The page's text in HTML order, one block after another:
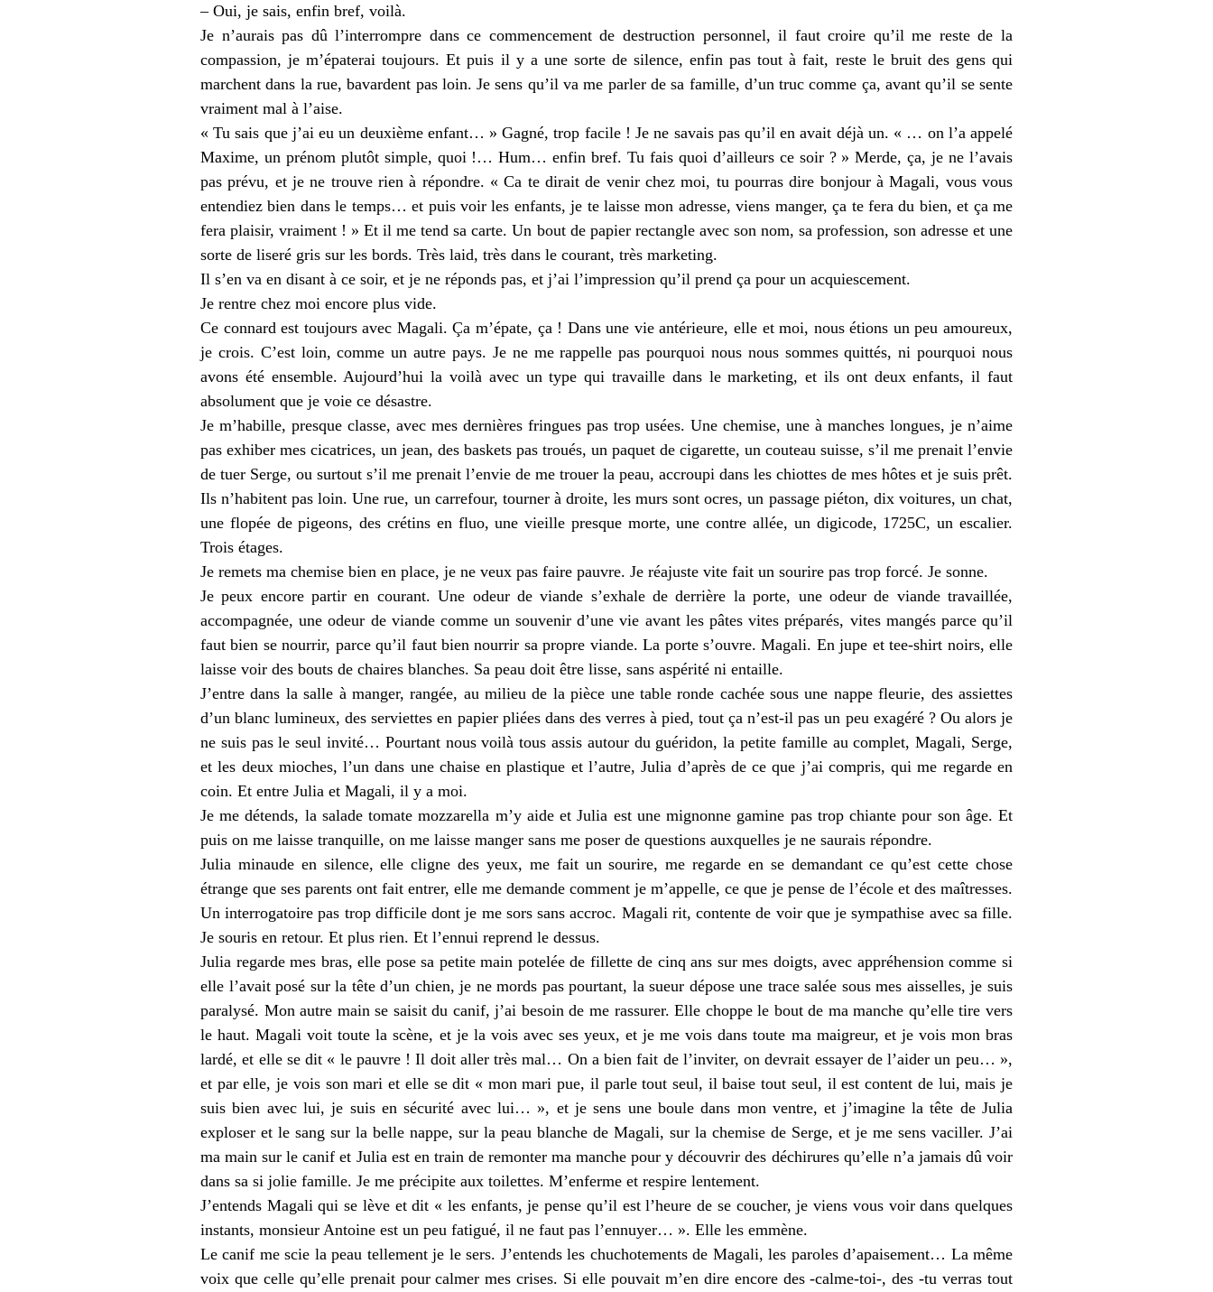
– Oui, je sais, enfin bref, voilà.
Je n’aurais pas dû l’interrompre dans ce commencement de destruction personnel, il faut croire qu’il me reste de la
compassion, je m’épaterai toujours. Et puis il y a une sorte de silence, enfin pas tout à fait, reste le bruit des gens qui
marchent dans la rue, bavardent pas loin. Je sens qu’il va me parler de sa famille, d’un truc comme ça, avant qu’il se sente
vraiment mal à l’aise.
« Tu sais que j’ai eu un deuxième enfant… » Gagné, trop facile ! Je ne savais pas qu’il en avait déjà un. « … on l’a appelé
Maxime, un prénom plutôt simple, quoi !… Hum… enfin bref. Tu fais quoi d’ailleurs ce soir ? » Merde, ça, je ne l’avais
pas prévu, et je ne trouve rien à répondre. « Ca te dirait de venir chez moi, tu pourras dire bonjour à Magali, vous vous
entendiez bien dans le temps… et puis voir les enfants, je te laisse mon adresse, viens manger, ça te fera du bien, et ça me
fera plaisir, vraiment ! » Et il me tend sa carte. Un bout de papier rectangle avec son nom, sa profession, son adresse et une
sorte de liseré gris sur les bords. Très laid, très dans le courant, très marketing.
Il s’en va en disant à ce soir, et je ne réponds pas, et j’ai l’impression qu’il prend ça pour un acquiescement.
Je rentre chez moi encore plus vide.
Ce connard est toujours avec Magali. Ça m’épate, ça ! Dans une vie antérieure, elle et moi, nous étions un peu amoureux,
je crois. C’est loin, comme un autre pays. Je ne me rappelle pas pourquoi nous nous sommes quittés, ni pourquoi nous
avons été ensemble. Aujourd’hui la voilà avec un type qui travaille dans le marketing, et ils ont deux enfants, il faut
absolument que je voie ce désastre.
Je m’habille, presque classe, avec mes dernières fringues pas trop usées. Une chemise, une à manches longues, je n’aime
pas exhiber mes cicatrices, un jean, des baskets pas troués, un paquet de cigarette, un couteau suisse, s’il me prenait l’envie
de tuer Serge, ou surtout s’il me prenait l’envie de me trouer la peau, accroupi dans les chiottes de mes hôtes et je suis prêt.
Ils n’habitent pas loin. Une rue, un carrefour, tourner à droite, les murs sont ocres, un passage piéton, dix voitures, un chat,
une flopée de pigeons, des crétins en fluo, une vieille presque morte, une contre allée, un digicode, 1725C, un escalier.
Trois étages.
Je remets ma chemise bien en place, je ne veux pas faire pauvre. Je réajuste vite fait un sourire pas trop forcé. Je sonne.
Je peux encore partir en courant. Une odeur de viande s’exhale de derrière la porte, une odeur de viande travaillée,
accompagnée, une odeur de viande comme un souvenir d’une vie avant les pâtes vites préparés, vites mangés parce qu’il
faut bien se nourrir, parce qu’il faut bien nourrir sa propre viande. La porte s’ouvre. Magali. En jupe et tee-shirt noirs, elle
laisse voir des bouts de chaires blanches. Sa peau doit être lisse, sans aspérité ni entaille.
J’entre dans la salle à manger, rangée, au milieu de la pièce une table ronde cachée sous une nappe fleurie, des assiettes
d’un blanc lumineux, des serviettes en papier pliées dans des verres à pied, tout ça n’est-il pas un peu exagéré ? Ou alors je
ne suis pas le seul invité… Pourtant nous voilà tous assis autour du guéridon, la petite famille au complet, Magali, Serge,
et les deux mioches, l’un dans une chaise en plastique et l’autre, Julia d’après de ce que j’ai compris, qui me regarde en
coin. Et entre Julia et Magali, il y a moi.
Je me détends, la salade tomate mozzarella m’y aide et Julia est une mignonne gamine pas trop chiante pour son âge. Et
puis on me laisse tranquille, on me laisse manger sans me poser de questions auxquelles je ne saurais répondre.
Julia minaude en silence, elle cligne des yeux, me fait un sourire, me regarde en se demandant ce qu’est cette chose
étrange que ses parents ont fait entrer, elle me demande comment je m’appelle, ce que je pense de l’école et des maîtresses.
Un interrogatoire pas trop difficile dont je me sors sans accroc. Magali rit, contente de voir que je sympathise avec sa fille.
Je souris en retour. Et plus rien. Et l’ennui reprend le dessus.
Julia regarde mes bras, elle pose sa petite main potelée de fillette de cinq ans sur mes doigts, avec appréhension comme si
elle l’avait posé sur la tête d’un chien, je ne mords pas pourtant, la sueur dépose une trace salée sous mes aisselles, je suis
paralysé. Mon autre main se saisit du canif, j’ai besoin de me rassurer. Elle choppe le bout de ma manche qu’elle tire vers
le haut. Magali voit toute la scène, et je la vois avec ses yeux, et je me vois dans toute ma maigreur, et je vois mon bras
lardé, et elle se dit « le pauvre ! Il doit aller très mal… On a bien fait de l’inviter, on devrait essayer de l’aider un peu… »,
et par elle, je vois son mari et elle se dit « mon mari pue, il parle tout seul, il baise tout seul, il est content de lui, mais je
suis bien avec lui, je suis en sécurité avec lui… », et je sens une boule dans mon ventre, et j’imagine la tête de Julia
exploser et le sang sur la belle nappe, sur la peau blanche de Magali, sur la chemise de Serge, et je me sens vaciller. J’ai
ma main sur le canif et Julia est en train de remonter ma manche pour y découvrir des déchirures qu’elle n’a jamais dû voir
dans sa si jolie famille. Je me précipite aux toilettes. M’enferme et respire lentement.
J’entends Magali qui se lève et dit « les enfants, je pense qu’il est l’heure de se coucher, je viens vous voir dans quelques
instants, monsieur Antoine est un peu fatigué, il ne faut pas l’ennuyer… ». Elle les emmène.
Le canif me scie la peau tellement je le sers. J’entends les chuchotements de Magali, les paroles d’apaisement… La même
voix que celle qu’elle prenait pour calmer mes crises. Si elle pouvait m’en dire encore des -calme-toi-, des -tu verras tout